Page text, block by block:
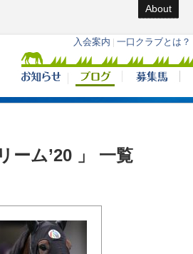
About
ーム’20 」 一覧